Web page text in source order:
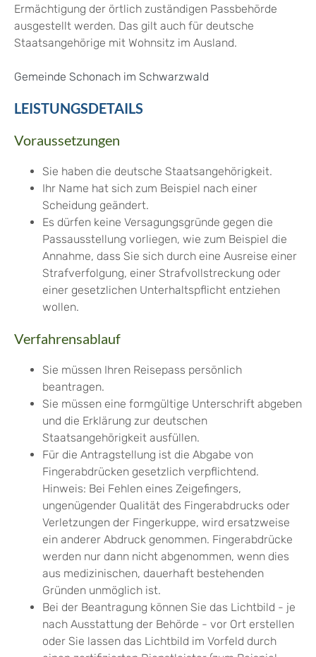
Ermächtigung der örtlich zuständigen Passbehörde
ausgestellt werden. Das gilt auch für deutsche
Staatsangehörige mit Wohnsitz im Ausland.
Gemeinde Schonach im Schwarzwald
LEISTUNGSDETAILS
Voraussetzungen
Sie haben die deutsche Staatsangehörigkeit.
Ihr Name hat sich zum Beispiel nach einer
Scheidung geändert.
Es dürfen keine Versagungsgründe gegen die
Passausstellung vorliegen, wie zum Beispiel die
Annahme, dass Sie sich durch eine Ausreise einer
Strafverfolgung, einer Strafvollstreckung oder
einer gesetzlichen Unterhaltspflicht entziehen
wollen.
Verfahrensablauf
Sie müssen Ihren Reisepass persönlich
beantragen.
Sie müssen eine formgültige Unterschrift abgeben
und die Erklärung zur deutschen
Staatsangehörigkeit ausfüllen.
Für die Antragstellung ist die Abgabe von
Fingerabdrücken gesetzlich verpflichtend.
Hinweis: Bei Fehlen eines Zeigefingers,
ungenügender Qualität des Fingerabdrucks oder
Verletzungen der Fingerkuppe, wird ersatzweise
ein anderer Abdruck genommen. Fingerabdrücke
werden nur dann nicht abgenommen, wenn dies
aus medizinischen, dauerhaft bestehenden
Gründen unmöglich ist.
Bei der Beantragung können Sie das Lichtbild - je
nach Ausstattung der Behörde - vor Ort erstellen
oder Sie lassen das Lichtbild im Vorfeld durch